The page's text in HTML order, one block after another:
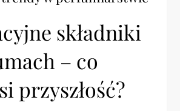
składniki
– co
przyszłość?